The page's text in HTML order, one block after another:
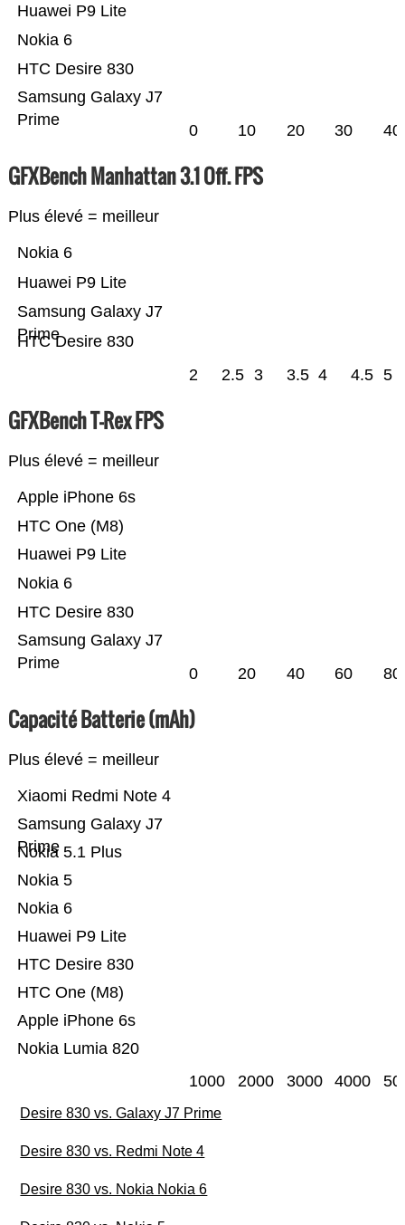
Samsung Galaxy J7
Prime
HTC Desire 830
Nokia 6
Huawei P9 Lite
0 10 20 30 40
GFXBench Manhattan 3.1 Off. FPS
Plus élevé = meilleur
HTC Desire 830
Samsung Galaxy J7
Prime
Huawei P9 Lite
Nokia 6
2 2.5 3 3.5 4 4.5 5
GFXBench T-Rex FPS
Plus élevé = meilleur
Samsung Galaxy J7
Prime
HTC Desire 830
Nokia 6
Huawei P9 Lite
HTC One (M8)
Apple iPhone 6s
0 20 40 60 80
Capacité Batterie (mAh)
Plus élevé = meilleur
Nokia Lumia 820
Apple iPhone 6s
HTC One (M8)
HTC Desire 830
Huawei P9 Lite
Nokia 6
Nokia 5
Nokia 5.1 Plus
Samsung Galaxy J7
Prime
Xiaomi Redmi Note 4
1000 2000 3000 4000
Desire 830 vs. Galaxy J7 Prime
Desire 830 vs. Redmi Note 4
Desire 830 vs. Nokia Nokia 6